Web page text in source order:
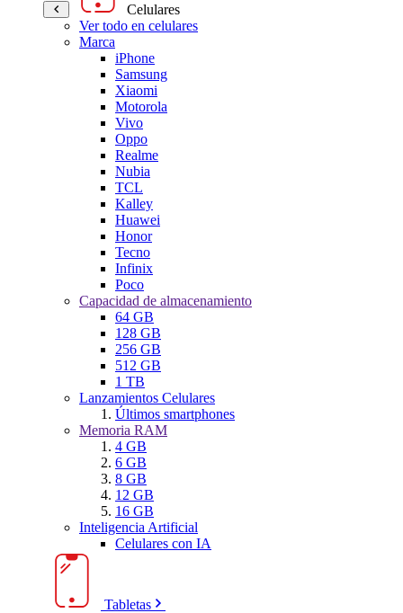
Celulares
Ver todo en celulares
Marca
iPhone
Samsung
Xiaomi
Motorola
Vivo
Oppo
Realme
Nubia
TCL
Kalley
Huawei
Honor
Tecno
Infinix
Poco
Capacidad de almacenamiento
64 GB
128 GB
256 GB
512 GB
1 TB
Lanzamientos Celulares
Últimos smartphones
Memoria RAM
4 GB
6 GB
8 GB
12 GB
16 GB
Inteligencia Artificial
Celulares con IA
Tabletas